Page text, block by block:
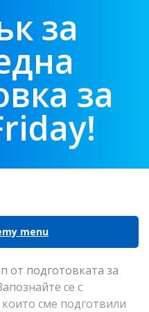
за
за
menu
от подготовката за
се с
сме подготвили